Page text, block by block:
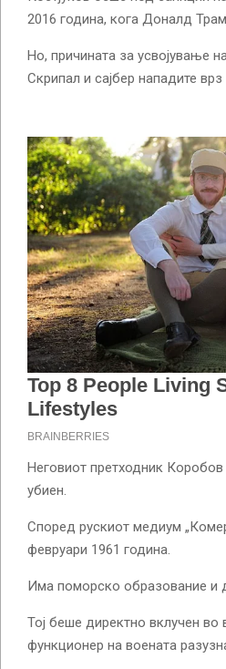
2016 година, кога Доналд
Но, причината за усвојување
Скрипал и сајбер нападите врз
Неговиот претходник
убиен.
Според рускиот медиум
февруари 1961 година.
Има поморско образование и
Тој беше директно вклучен во
функционер на воената